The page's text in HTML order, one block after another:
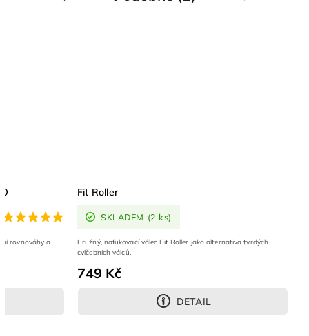
rovnováhy a
Fit Roller
SKLADEM (2 ks)
749 Kč
DETAIL
Pružný, nafukovací válec Fit Roller jako alternativa tvrdých
cvičebních válců.